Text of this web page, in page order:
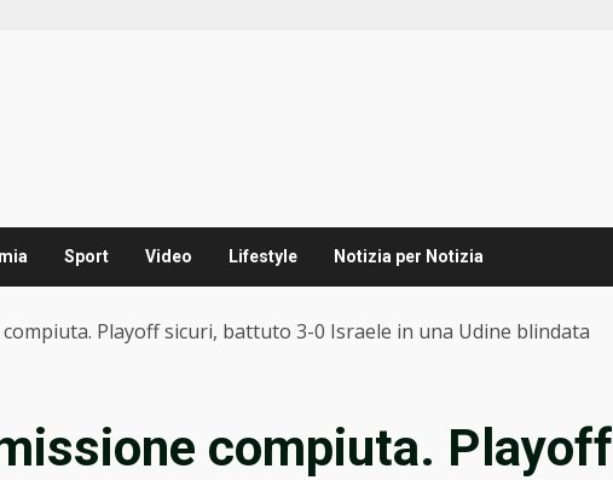
Sport Video Lifestyle Notizia per Notizia
Playoff sicuri, battuto 3-0 Israele in una Udine blindata
compiuta. Playoff